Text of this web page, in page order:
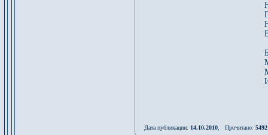
Дата публикации: 14.10.2010, Прочитано: 5492